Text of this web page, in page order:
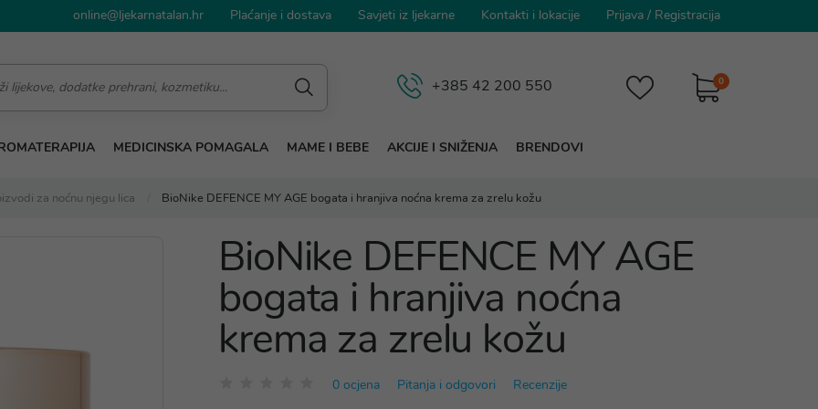
online@ljekarnatalan.hr Plaćanje i dostava Savjeti iz ljekarne Kontakti i lokacije Prijava / Registracija
0
+385 42 200 550
MEDICINSKA POMAGALA MAME I BEBE AKCIJE I SNIŽENJA BRENDOVI
za noćnu njegu lica BioNike DEFENCE MY AGE bogata i hranjiva noćna krema za zrelu kožu
BioNike DEFENCE MY AGE
bogata i hranjiva noćna
krema za zrelu kožu
0 ocjena Pitanja i odgovori Recenzije